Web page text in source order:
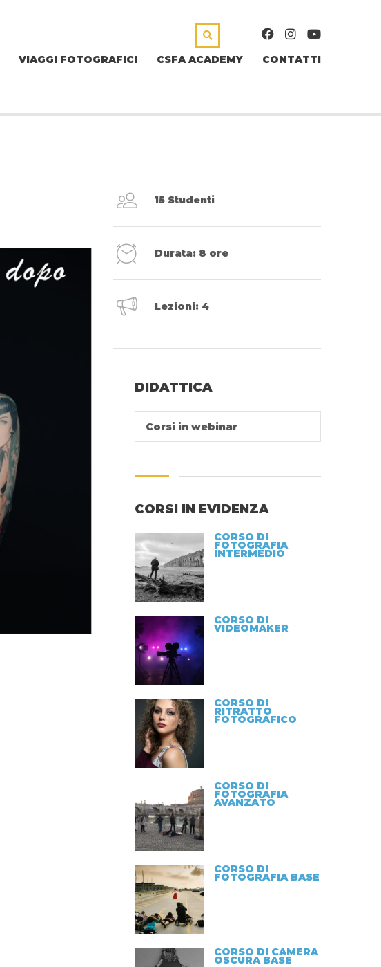
VIAGGI FOTOGRAFICI CSFA ACADEMY CONTATTI
15 Studenti
Durata: 8 ore
Lezioni: 4
DIDATTICA
Corsi in webinar
CORSI IN EVIDENZA
CORSO DI
FOTOGRAFIA
INTERMEDIO
CORSO DI
VIDEOMAKER
CORSO DI
RITRATTO
FOTOGRAFICO
CORSO DI
FOTOGRAFIA
AVANZATO
CORSO DI
FOTOGRAFIA BASE
CORSO DI CAMERA
OSCURA BASE